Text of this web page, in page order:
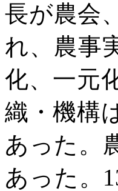
長が農会
れ、農事
化、一元
織・機構
あった。
あった。